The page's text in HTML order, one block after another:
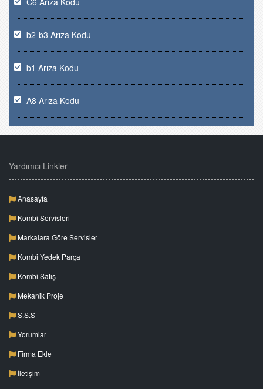
b2-b3 Arıza Kodu
b1 Arıza Kodu
A8 Arıza Kodu
Yardımcı Linkler
Anasayfa
Kombi Servisleri
Markalara Göre Servisler
Kombi Yedek Parça
Kombi Satış
Mekanik Proje
S.S.S
Yorumlar
Firma Ekle
İletişim